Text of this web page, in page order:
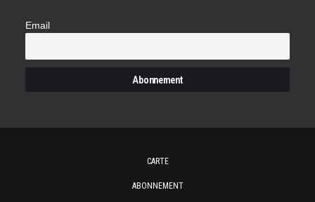
Email
CARTE
ABONNEMENT